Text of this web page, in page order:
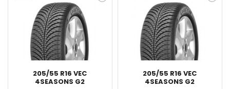
205/55 R16 VEC
4SEASONS G2
205/55 R16 VEC
4SEASONS G2